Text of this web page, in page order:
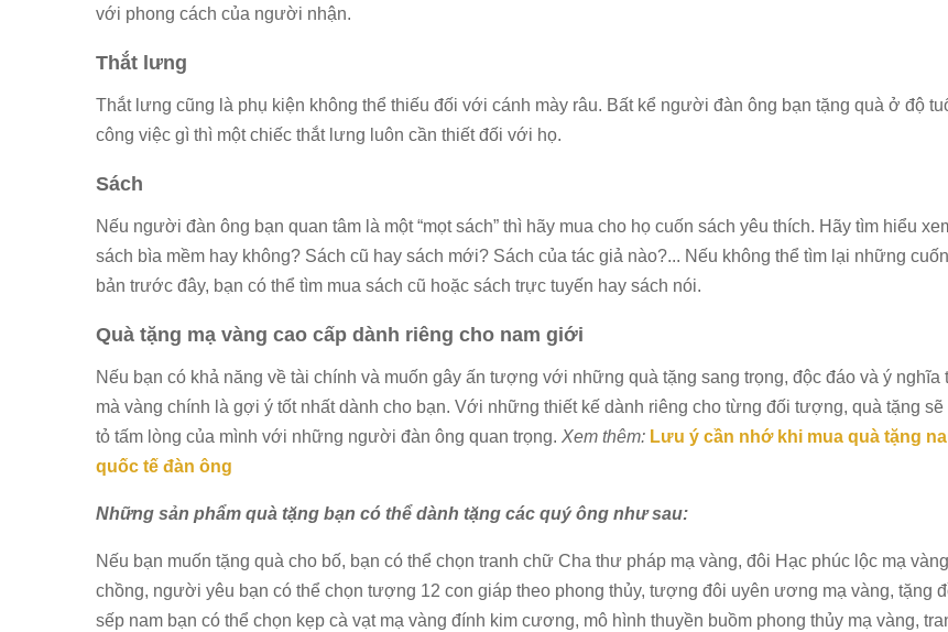
với phong cách của người nhận.
Thắt lưng
Thắt lưng cũng là phụ kiện không thể thiếu đối với cánh mày râu. Bất kể người đàn ông bạn tặng quà ở độ
công việc gì thì một chiếc thắt lưng luôn cần thiết đối với họ.
Sách
Nếu người đàn ông bạn quan tâm là một “mọt sách” thì hãy mua cho họ cuốn sách yêu thích. Hãy tìm hiểu
sách bìa mềm hay không? Sách cũ hay sách mới? Sách của tác giả nào?... Nếu không thể tìm lại những
bản trước đây, bạn có thể tìm mua sách cũ hoặc sách trực tuyến hay sách nói.
Quà tặng mạ vàng cao cấp dành riêng cho nam giới
Nếu bạn có khả năng về tài chính và muốn gây ấn tượng với những quà tặng sang trọng, độc đáo và ý nghĩa
mà vàng chính là gợi ý tốt nhất dành cho bạn. Với những thiết kế dành riêng cho từng đối tượng, quà tặng
tỏ tấm lòng của mình với những người đàn ông quan trọng. Xem thêm: Lưu ý cần nhớ khi mua quà tặng
quốc tế đàn ông
Những sản phẩm quà tặng bạn có thể dành tặng các quý ông như sau:
Nếu bạn muốn tặng quà cho bố, bạn có thể chọn tranh chữ Cha thư pháp mạ vàng, đôi Hạc phúc lộc mạ
chồng, người yêu bạn có thể chọn tượng 12 con giáp theo phong thủy, tượng đôi uyên ương mạ vàng, tặng
sếp nam bạn có thể chọn kẹp cà vạt mạ vàng đính kim cương, mô hình thuyền buồm phong thủy mạ vàng,